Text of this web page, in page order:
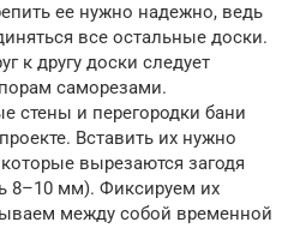
ее нужно надежно, ведь
все остальные доски.
к другу доски следует
саморезами.
стены и перегородки бани
Вставить их нужно
вырезаются загодя
8–10 мм). Фиксируем их
между собой временной